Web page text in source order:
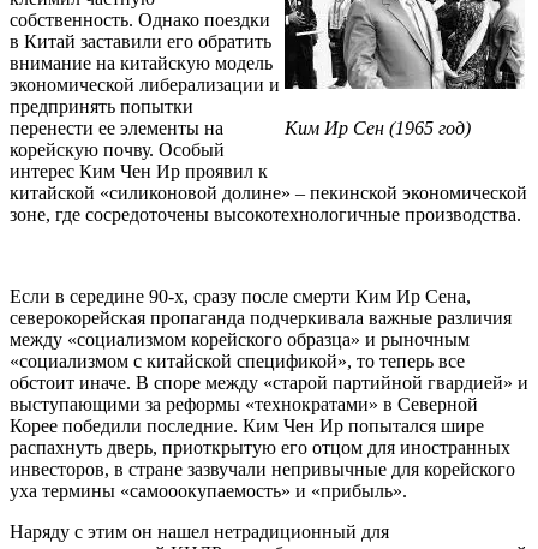
Ким Ир Сен (1965 год)
собственность. Однако поездки
в Китай заставили его обратить
внимание на китайскую модель
экономической либерализации и
предпринять попытки
перенести ее элементы на
корейскую почву. Особый
интерес Ким Чен Ир проявил к
китайской «силиконовой долине» – пекинской экономической
зоне, где сосредоточены высокотехнологичные производства.
Если в середине 90-х, сразу после смерти Ким Ир Сена,
северокорейская пропаганда подчеркивала важные различия
между «социализмом корейского образца» и рыночным
«социализмом с китайской спецификой», то теперь все
обстоит иначе. В споре между «старой партийной гвардией» и
выступающими за реформы «технократами» в Северной
Корее победили последние. Ким Чен Ир попытался шире
распахнуть дверь, приоткрытую его отцом для иностранных
инвесторов, в стране зазвучали непривычные для корейского
уха термины «самооокупаемость» и «прибыль».
Наряду с этим он нашел нетрадиционный для